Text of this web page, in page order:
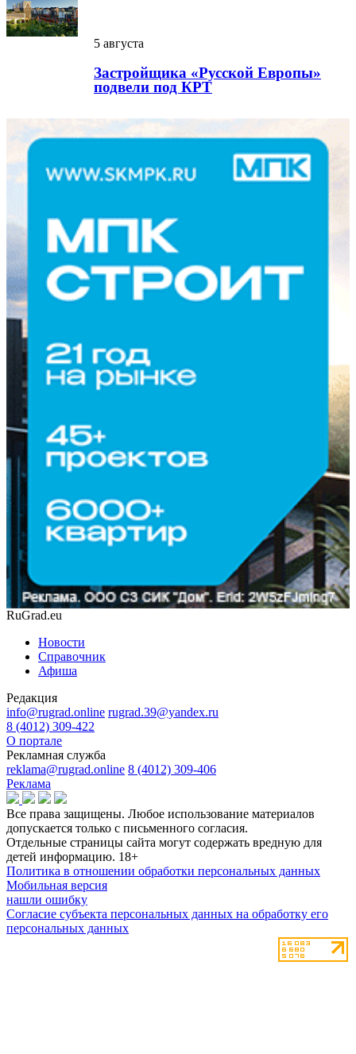
5 августа
Застройщика «Русской Европы»
подвели под КРТ
RuGrad.eu
Новости
Справочник
Афиша
Редакция
info@rugrad.online rugrad.39@yandex.ru
8 (4012) 309-422
О портале
Рекламная служба
reklama@rugrad.online 8 (4012) 309-406
Реклама
Все права защищены. Любое использование материалов
допускается только с письменного согласия.
Отдельные страницы сайта могут содержать вредную для
детей информацию. 18+
Политика в отношении обработки персональных данных
Мобильная версия
нашли ошибку
Согласие субъекта персональных данных на обработку его
персональных данных